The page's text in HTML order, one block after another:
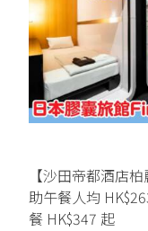
【沙田帝都酒店
助午餐人均
餐 HK$347 起